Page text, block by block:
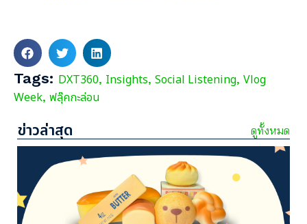
Tags: DXT360, Insights, Social Listening, Vlog
Week, ฟลุ๊คกะล่อน
ข่าวล่าสุด ดูทั้งหมด